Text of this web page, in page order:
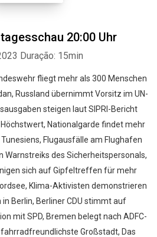
20:00 Uhr
Duração: 15min
fliegt mehr als 300 Menschen
Russland übernimmt Vorsitz im UN-
steigen laut SIPRI-Bericht
Nationalgarde findet mehr
Flugausfälle am Flughafen
Warnstreiks des Sicherheitspersonals,
sich auf Gipfeltreffen für mehr
Klima-Aktivisten demonstrieren
Berlin, Berliner CDU stimmt auf
mit SPD, Bremen belegt nach ADFC-
Großstadt, Das